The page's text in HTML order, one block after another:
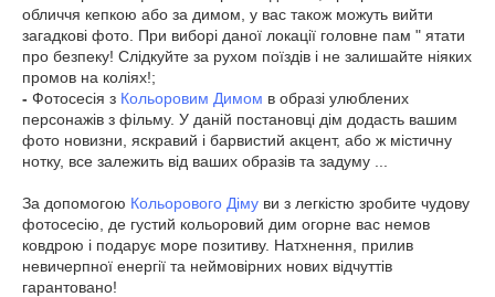
обличчя кепкою або за димом, у вас також можуть вийти
загадкові фото. При виборі даної локації головне пам " ятати
про безпеку! Слідкуйте за рухом поїздів і не залишайте ніяких
промов на коліях!;
- Фотосесія з Кольоровим Димом в образі улюблених
персонажів з фільму. У даній постановці дім додасть вашим
фото новизни, яскравий і барвистий акцент, або ж містичну
нотку, все залежить від ваших образів та задуму ...
За допомогою Кольорового Діму ви з легкістю зробите чудову
фотосесію, де густий кольоровий дим огорне вас немов
ковдрою і подарує море позитиву. Натхнення, прилив
невичерпної енергії та неймовірних нових відчуттів
гарантовано!